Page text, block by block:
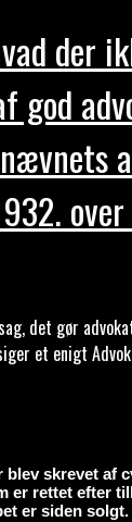
der
god
det gør
et enigt
skrevet af
er rettet efter
er siden solgt.